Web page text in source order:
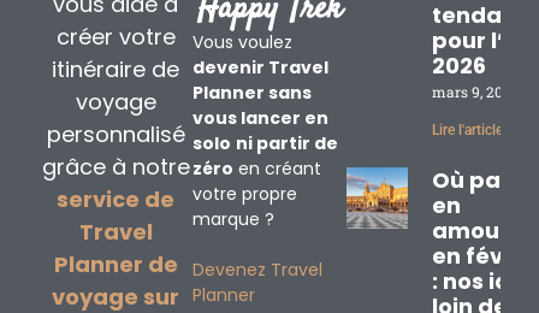
créer votre
itinéraire de
voyage
personnalisé
grâce à notre
service de
Travel
Planner de
voyage sur
Happy Trek
Vous voulez
devenir Travel
Planner sans
vous lancer en
solo ni partir de
zéro en créant
votre propre
marque ?
Devenez Travel
Planner
pour
2026
mars 9, 2026
Lire l'article »
Où partir
en
en
: nos
loin des